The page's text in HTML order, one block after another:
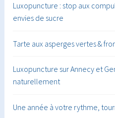
Luxopuncture : stop aux
envies de sucre
Tarte aux asperges vertes &
Luxopuncture sur Annecy et
naturellement
Une année à votre rythme,